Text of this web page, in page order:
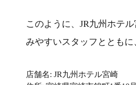
このように、JR九州ホテ
みやすいスタッフととも
店舗名: JR九州ホテル宮崎